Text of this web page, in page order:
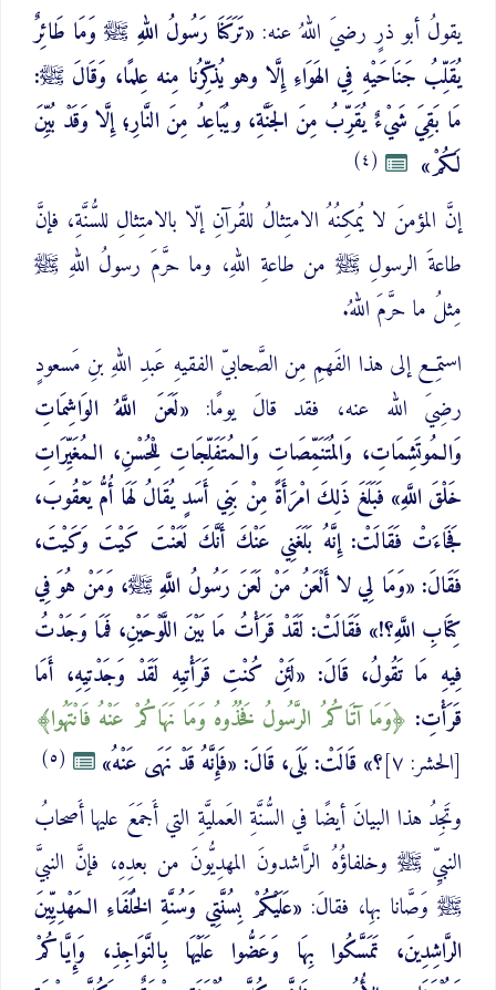
يقولُ أبو ذرٍ رضيَ اللهُ عنه: «تَرَكَنَا رَسُولُ اللهِ ﷺ وَمَا طَائِرٌ
يُقَلِّبُ جَنَاحَيْهِ فِي الهَوَاءِ إِلَّا وهو يُذكِّرُنا مِنه عِلمًا، وَقَالَ ﷺ:
مَا بَقِيَ شَيْءٌ يُقَرِّبُ مِنَ الجَنَّةِ، ويُبَاعِدُ مِنَ النَّارِ؛ إِلَّا وَقَدْ بُيِّنَ
لَكُمْ»
(٤)
إنَّ المؤمنَ لا يُمكِنُهُ الامتِثالُ للقُرآنِ إلّا بالامتِثالِ للسُّنَّةِ، فإنَّ
طاعةَ الرسولِ ﷺ من طاعةِ اللهِ، وما حرَّمَ رسولُ اللهِ ﷺ
مِثلُ ما حرَّمَ اللهُ.
استمِع إلى هذا الفَهمِ مِن الصَّحابيّ الفقيهِ عَبدِ اللهِ بنِ مَسعودٍ
رضِيَ الله عنه، فقد قالَ يومًا: «لَعَنَ اللَّهُ الوَاشِمَاتِ
وَالـمُوتَشِمَاتِ، وَالمُتَنَمِّصَاتِ وَالـمُتَفَلِّجَاتِ لِلْحُسْنِ، الـمُغَيِّرَاتِ
خَلْقَ اللَّهِ» فَبَلَغَ ذَلِكَ امْرَأَةً مِنْ بَنِي أَسَدٍ يُقَالُ لَهَا أُمُّ يَعْقُوبَ،
فَجَاءَتْ فَقَالَتْ: إِنَّهُ بَلَغَنِي عَنْكَ أَنَّكَ لَعَنْتَ كَيْتَ وَكَيْتَ،
فَقَالَ: «وَمَا لِي لا أَلْعَنُ مَنْ لَعَنَ رَسُولُ اللَّهِ ﷺ، وَمَنْ هُوَ فِي
كِتَابِ اللَّهِ؟!» فَقَالَتْ: لَقَدْ قَرَأْتُ مَا بَيْنَ اللَّوْحَيْنِ، فَمَا وَجَدْتُ
فِيهِ مَا تَقُولُ، قَالَ: «لَئِنْ كُنْتِ قَرَأْتِيهِ لَقَدْ وَجَدْتِيهِ، أَمَا
قَرَأْتِ:
وَمَا آتَاكُمُ الرَّسُولُ فَخُذُوهُ وَمَا نَهَاكُمْ عَنْهُ فَانْتَهُوا
[الحشر: ٧]
؟» قَالَتْ: بَلَى، قَالَ: «فَإِنَّهُ قَدْ نَهَى عَنْهُ» (٥)
وتَجِدُ هذا البيانَ أيضًا في السُّنَّةِ العَمليَّةِ التي أَجمَعَ عليها أَصحابُ
النبيِّ ﷺ وخلفاؤُهُ الرَّاشدونَ المهدِيُّونَ من بعدِهِ، فإنَّ النبيَّ
ﷺ وَصَّانا بهِا، فقالَ: «عَلَيْكُمْ بِسُنَّتِي وَسُنَّةِ الخُلَفَاءِ الـمَهْدِيِّينَ
الرَّاشِدِينَ، تَمَسَّكُوا بِهَا وَعَضُّوا عَلَيْهَا بِالنَّوَاجِذِ، وَإِيَّاكُمْ